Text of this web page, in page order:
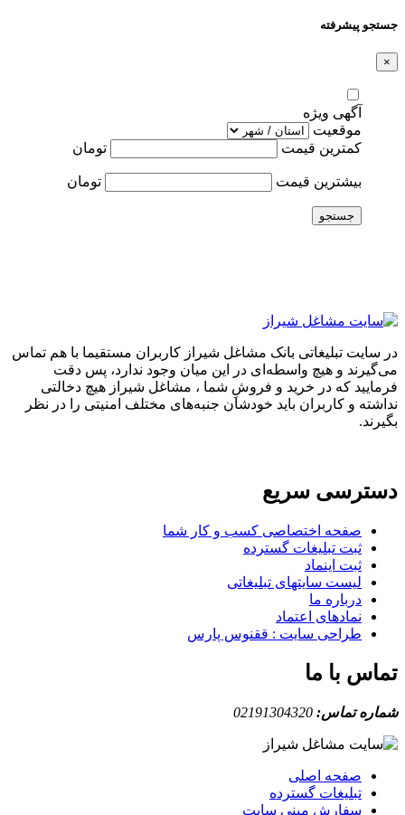
جستجو پیشرفته
×
آگهی ویژه
موقعیت
کمترین قیمت
تومان
بیشترین قیمت تومان
جستجو
در سایت تبلیغاتی بانک مشاغل شیراز کاربران مستقیما با هم تماس
می‌گیرند و هیچ واسطه‌ای در این میان وجود ندارد، پس دقت
فرمایید که در خرید و فروشِ شما ، مشاغل شیراز هیچ دخالتی
نداشته و کاربران باید خودشان جنبه‌های مختلف امنیتی را در نظر
بگیرند.
دسترسی سریع
صفحه اختصاصی کسب و کار شما
ثبت تبلیغات گسترده
ثبت اینماد
لیست سایتهای تبلیغاتی
درباره ما
نمادهای اعتماد
طراحی سایت : ققنوس پارس
تماس با ما
شماره تماس: 02191304320
صفحه اصلی
تبلیغات گسترده
سفارش مینی سایت